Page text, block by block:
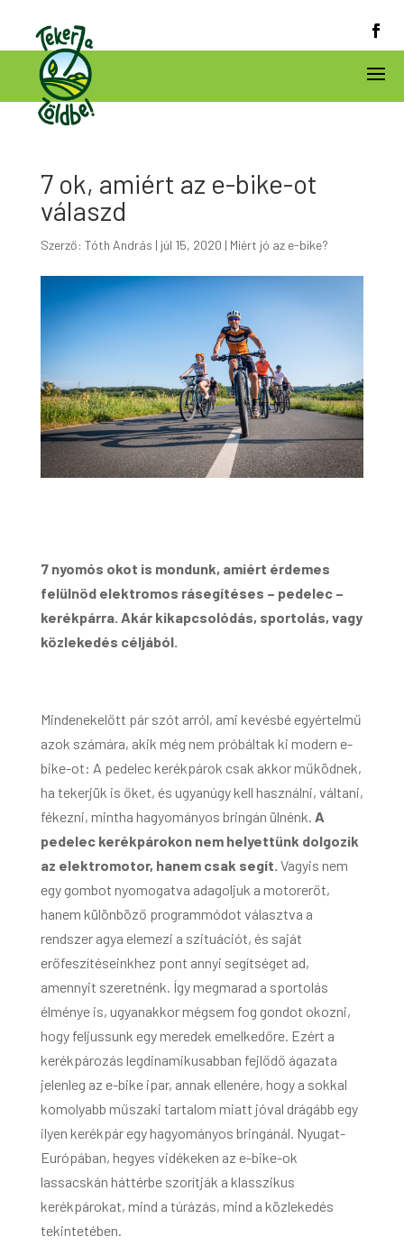
7 ok, amiért az e-bike-ot
válaszd
Szerző: Tóth András | júl 15, 2020 | Miért jó az e-bike?
7 nyomós okot is mondunk, amiért érdemes
felülnöd elektromos rásegítéses – pedelec –
kerékpárra. Akár kikapcsolódás, sportolás, vagy
közlekedés céljából.
Mindenekelőtt pár szót arról, ami kevésbé egyértelmű
azok számára, akik még nem próbáltak ki modern e-
bike-ot: A pedelec kerékpárok csak akkor működnek,
ha tekerjük is őket, és ugyanúgy kell használni, váltani,
fékezni, mintha hagyományos bringán ülnénk. A
pedelec kerékpárokon nem helyettünk dolgozik
az elektromotor, hanem csak segít. Vagyis nem
egy gombot nyomogatva adagoljuk a motorerőt,
hanem különböző programmódot választva a
rendszer agya elemezi a szituációt, és saját
erőfeszítéseinkhez pont annyi segítséget ad,
amennyit szeretnénk. Így megmarad a sportolás
élménye is, ugyanakkor mégsem fog gondot okozni,
hogy feljussunk egy meredek emelkedőre. Ezért a
kerékpározás legdinamikusabban fejlődő ágazata
jelenleg az e-bike ipar, annak ellenére, hogy a sokkal
komolyabb műszaki tartalom miatt jóval drágább egy
ilyen kerékpár egy hagyományos bringánál. Nyugat-
Európában, hegyes vidékeken az e-bike-ok
lassacskán háttérbe szorítják a klasszikus
kerékpárokat, mind a túrázás, mind a közlekedés
tekintetében.